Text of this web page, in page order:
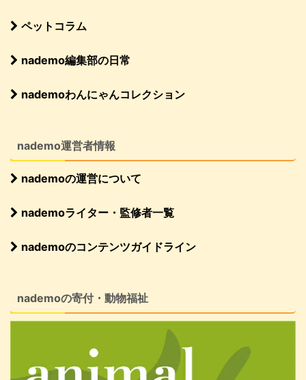
ペットコラム
nademo編集部の日常
nademoわんにゃんコレクション
nademo運営者情報
nademoの運営について
nademoライター・監修者一覧
nademoのコンテンツガイドライン
nademoの寄付・動物福祉